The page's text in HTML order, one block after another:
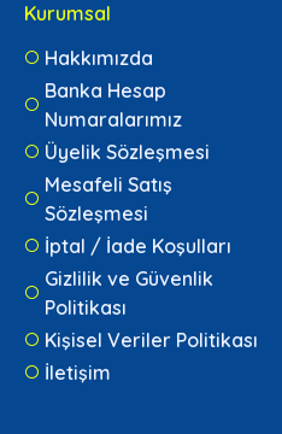
Kurumsal
Hakkımızda
Banka Hesap
Numaralarımız
Üyelik Sözleşmesi
Mesafeli Satış
Sözleşmesi
İptal / İade Koşulları
Gizlilik ve Güvenlik
Politikası
Kişisel Veriler Politikası
İletişim